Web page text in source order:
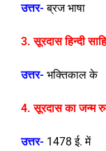
उत्तर- ब्रज भाषा
3. सूरदास हिन्दी
उत्तर- भक्तिकाल के
4. सूरदास का जन्म
उत्तर- 1478 ई. में